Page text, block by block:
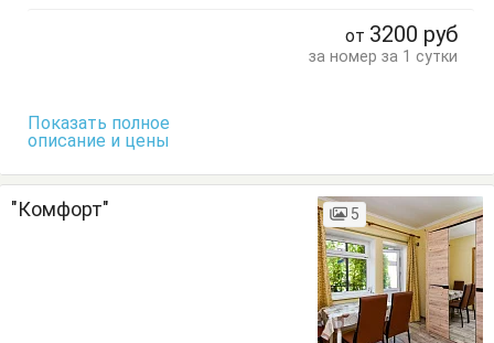
от 3200 руб
за номер за 1 сутки
Показать полное
описание и цены
"Комфорт" 5